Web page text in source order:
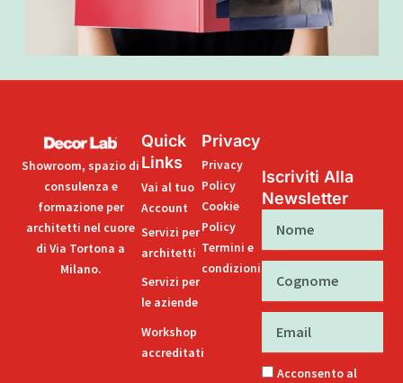
Showroom, spazio di
consulenza e
formazione per
architetti nel cuore
di Via Tortona a
Milano.
Quick
Links
Vai al tuo
Account
Servizi per
architetti
Servizi per
le aziende
Workshop
accreditati
Privacy
Privacy
Policy
Cookie
Policy
Termini e
condizioni
Iscriviti Alla
Newsletter
Acconsento al